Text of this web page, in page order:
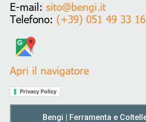
E-mail: sito@bengi.it
Telefono: (+39) 051 49 33 16
Apri il navigatore
Privacy Policy